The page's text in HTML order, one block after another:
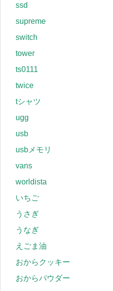
ssd
supreme
switch
tower
ts0111
twice
tシャツ
ugg
usb
usbメモリ
vans
worldista
いちご
うさぎ
うなぎ
えごま油
おからクッキー
おからパウダー